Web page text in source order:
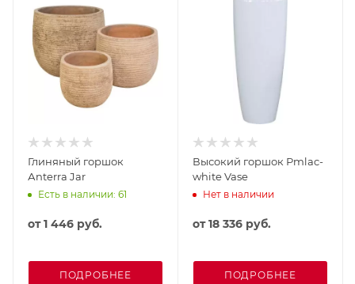
Глиняный горшок
Аnterra Jar
Есть в наличии: 61
от1 446 руб.
ПОДРОБНЕЕ
Высокий горшок Рmlac-
white Vase
Нет в наличии
от18 336 руб.
ПОДРОБНЕЕ